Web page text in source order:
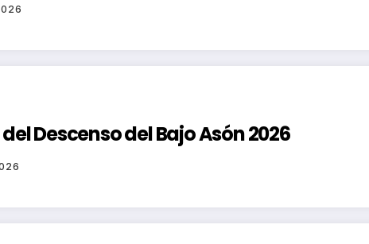
Descenso del Bajo Asón 2026